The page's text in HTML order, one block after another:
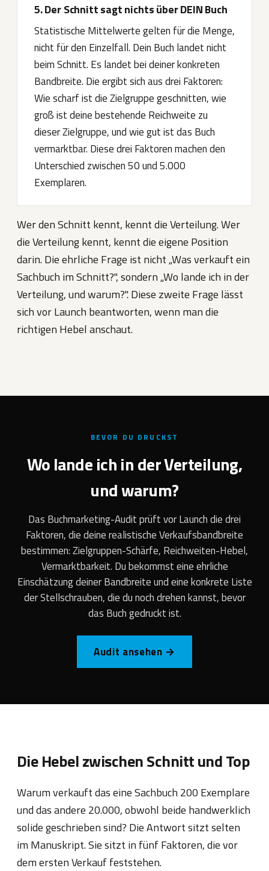
5. Der Schnitt sagt nichts über DEIN Buch
Statistische Mittelwerte gelten für die Menge,
nicht für den Einzelfall. Dein Buch landet nicht
beim Schnitt. Es landet bei deiner konkreten
Bandbreite. Die ergibt sich aus drei Faktoren:
Wie scharf ist die Zielgruppe geschnitten, wie
groß ist deine bestehende Reichweite zu
dieser Zielgruppe, und wie gut ist das Buch
vermarktbar. Diese drei Faktoren machen den
Unterschied zwischen 50 und 5.000
Exemplaren.
Wer den Schnitt kennt, kennt die Verteilung. Wer
die Verteilung kennt, kennt die eigene Position
darin. Die ehrliche Frage ist nicht „Was verkauft ein
Sachbuch im Schnitt?", sondern „Wo lande ich in der
Verteilung, und warum?". Diese zweite Frage lässt
sich vor Launch beantworten, wenn man die
richtigen Hebel anschaut.
BEVOR DU DRUCKST
Wo lande ich in der Verteilung,
und warum?
Das Buchmarketing-Audit prüft vor Launch die drei
Faktoren, die deine realistische Verkaufsbandbreite
bestimmen: Zielgruppen-Schärfe, Reichweiten-Hebel,
Vermarktbarkeit. Du bekommst eine ehrliche
Einschätzung deiner Bandbreite und eine konkrete Liste
der Stellschrauben, die du noch drehen kannst, bevor
das Buch gedruckt ist.
Audit ansehen →
Die Hebel zwischen Schnitt und Top
Warum verkauft das eine Sachbuch 200 Exemplare
und das andere 20.000, obwohl beide handwerklich
solide geschrieben sind? Die Antwort sitzt selten
im Manuskript. Sie sitzt in fünf Faktoren, die vor
dem ersten Verkauf feststehen.